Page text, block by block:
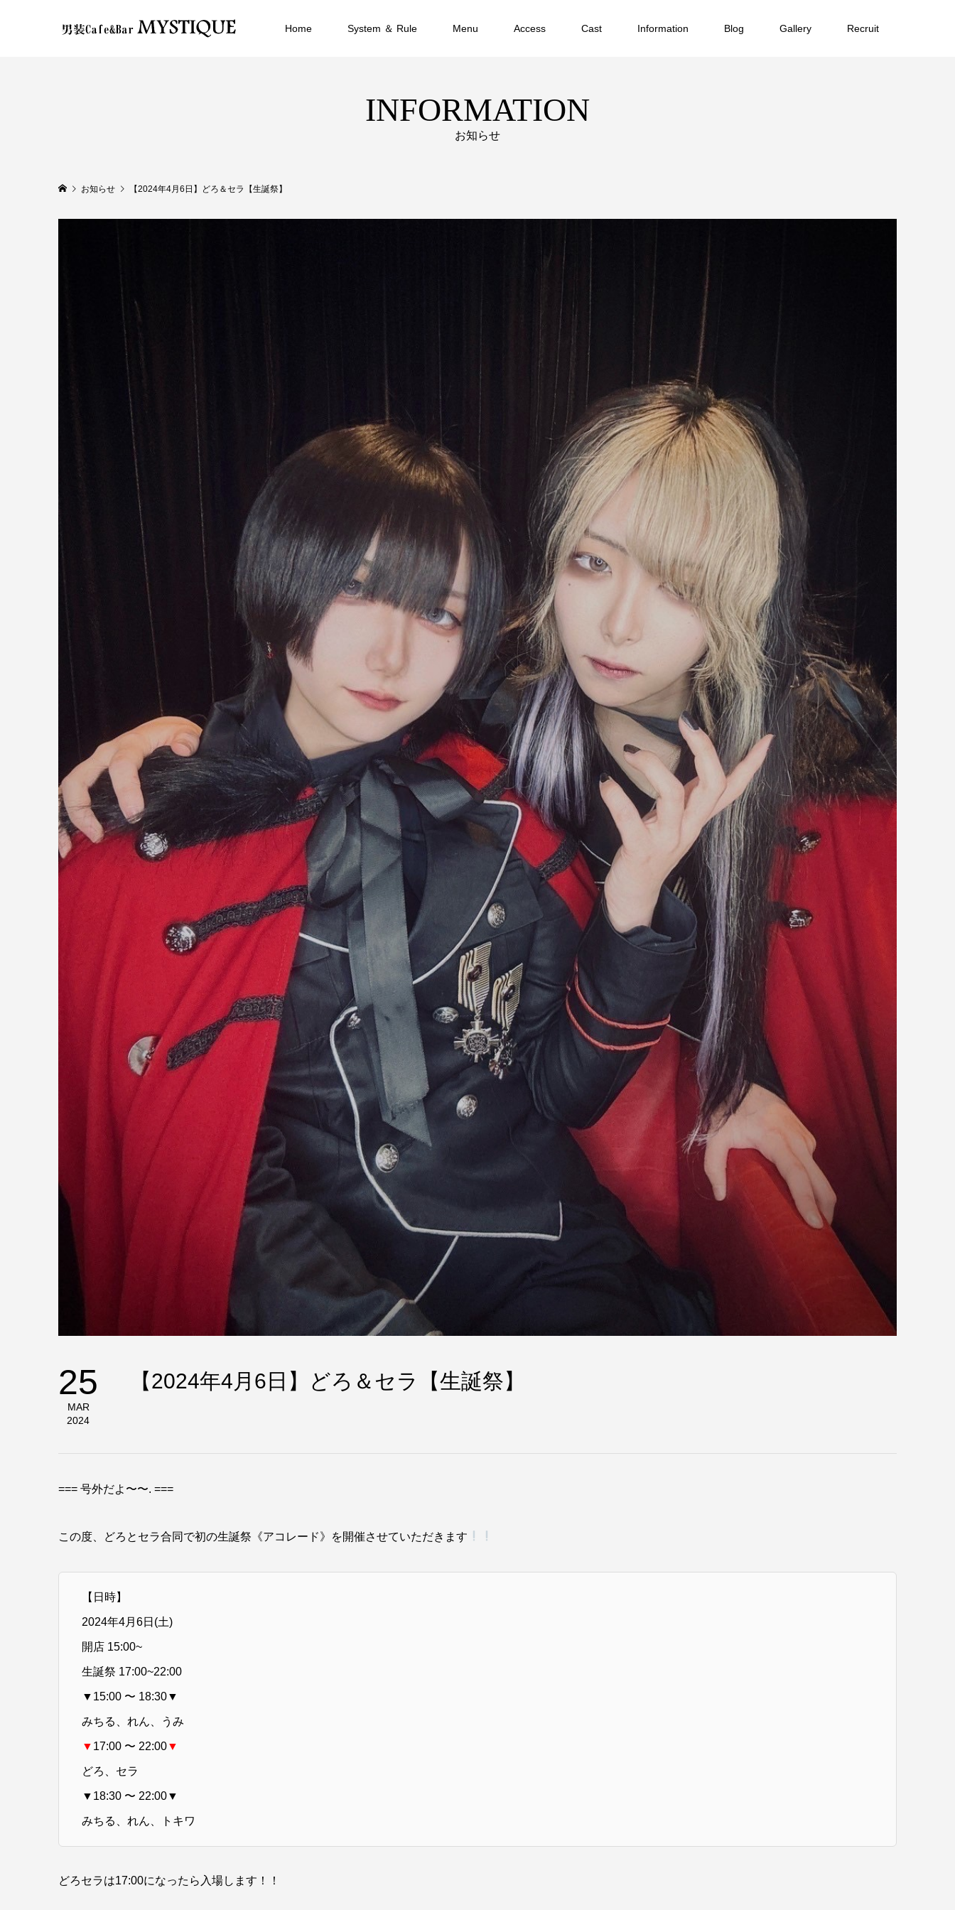
Home System ＆ Rule Menu Access Cast Information Blog Gallery Recruit
INFORMATION
お知らせ
お知らせ 【2024年4月6日】どろ＆セラ【生誕祭】
25
MAR
2024
【2024年4月6日】どろ＆セラ【生誕祭】
=== 号外だよ〜〜. ===
この度、どろとセラ合同で初の生誕祭《アコレード》を開催させていただきます
【日時】
2024年4月6日(土)
開店 15:00~
生誕祭 17:00~22:00
▼15:00 〜 18:30▼
みちる、れん、うみ
▼ 17:00 〜 22:00▼
どろ、セラ
▼18:30 〜 22:00▼
みちる、れん、トキワ
どろセラは17:00になったら入場します！！